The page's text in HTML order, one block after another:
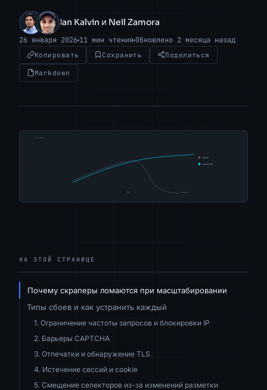
IK NZ Ian Kalvin и Neil Zamora
26 января 2026 11 мин чтения Обновлено 2 месяца назад
Копировать Сохранить Поделиться
Markdown
НА ЭТОЙ СТРАНИЦЕ
Почему скраперы ломаются при масштабировании
Типы сбоев и как устранить каждый
1. Ограничение частоты запросов и блокировки IP
2. Барьеры CAPTCHA
3. Отпечатки и обнаружение TLS
4. Истечение сессий и cookie
5. Смещение селекторов из-за изменений разметки